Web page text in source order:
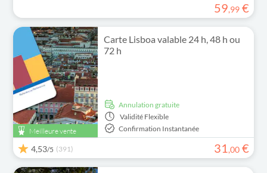
59,99 €
Meilleure vente
Carte Lisboa valable 24 h, 48 h ou
72 h
Annulation gratuite
Validité Flexible
Confirmation Instantanée
4,53/5 (391) 31,00 €